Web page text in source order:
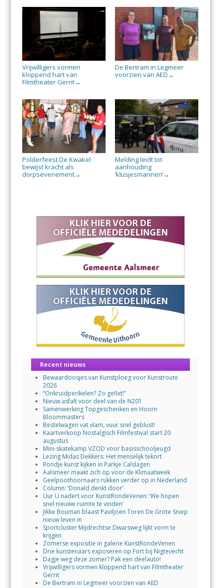
Vrijwilligers vormen
kloppend hart van
Filmtheater Gerrit→
De Bertram in Legmeer
voorzien van AED →
Polderfeest De Kwakel
bewijst kracht als
dorpsevenement→
Melding leidt tot
aanhouding
‘klusjesmannen’→
Recent nieuws
Bewaardoosjes van Kunstploeg voor Kunstroute
2026
“Onkruidperikelen? Zo gefixt!”
Nieuw asfalt voor deel van de N201
Samenwerking Topgeschenken en Hoorn
Bloommasters
Bestelwagen vat vlam, vuur snel geblust!
Kaartverkoop Nostalgisch Filmfestival start 20
augustus
Mini-skatekamp VZOD voor basisschooljeugd
Lezing Midas Dekkers: Het menselijk tekort
Rondje kunst kijken in Parkje Calslagen
Aalsmeer maakt zich op voor de Klimaatweek
Geelpoothoornaars rukken verder op in Nederland
Column: ‘Donald denkt door’
Uur U nadert voor KunstRondeVenen: ‘We hopen
snel nieuwe ruimte te vinden’
Jikke Bouman blaast Paviljoen Toren De Grote Sniep
nieuw leven in
Sportcluster Mijdrechtse Dwarsweg lijkt vorm te
krijgen
Zomerse expositie in galerie KunstRondeVenen
Drie kunstenaars exposeren op Fort bij Nigtevecht
Dagje weg deze zomer? Pak een deelauto!
Vrijwilligers vormen kloppend hart van Filmtheater
Gerrit
De Bertram in Legmeer voorzien van AED